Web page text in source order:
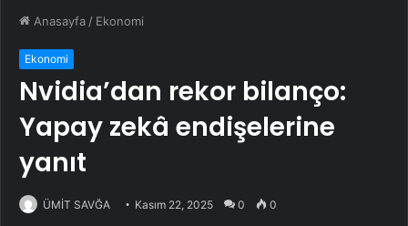
Anasayfa / Ekonomi
Ekonomi
Nvidia’dan rekor bilanço:
Yapay zekâ endişelerine
yanıt
ÜMİT SAVĞA Kasım 22, 2025 0 0